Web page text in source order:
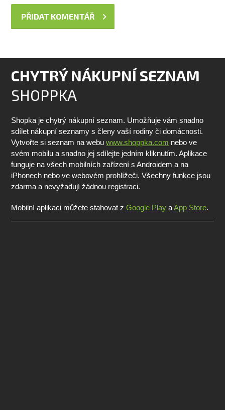
CHYTRÝ NÁKUPNÍ SEZNAM
SHOPPKA
Shopka je chytrý nákupní seznam. Umožňuje vám snadno
sdílet nákupní seznamy s členy vaší rodiny či domácnosti.
Vytvořte si seznam na webuwww.shoppka.com nebo ve
svém mobilu a snadno jej sdílejte jedním kliknutím. Aplikace
funguje na všech mobilních zařízení s Androidem a na
iPhonech nebo ve webovém prohlížeči. Všechny funkce jsou
zdarma a nevyžadují žádnou registraci.
Mobilní aplikaci můžete stahovat zGoogle Play aApp Store.